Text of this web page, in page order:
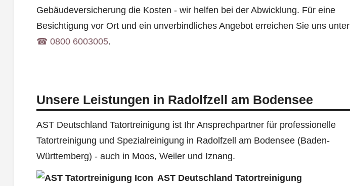
Gebäudeversicherung die Kosten - wir helfen bei der Abwicklung. Für eine
Besichtigung vor Ort und ein unverbindliches Angebot erreichen Sie uns unter
☎︎ 0800 6003005.
Unsere Leistungen in Radolfzell am Bodensee
AST Deutschland Tatortreinigung ist Ihr Ansprechpartner für professionelle
Tatortreinigung und Spezialreinigung in Radolfzell am Bodensee (Baden-
Württemberg) - auch in Moos, Weiler und Iznang.
AST Deutschland Tatortreinigung